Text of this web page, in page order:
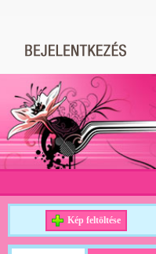
Kép feltöltése